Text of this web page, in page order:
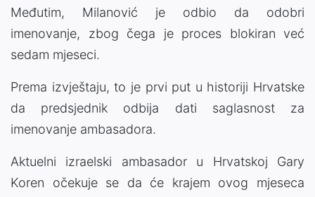
Međutim, Milanović je odbio da odobri
imenovanje, zbog čega je proces blokiran već
sedam mjeseci.
Prema izvještaju, to je prvi put u historiji Hrvatske
da predsjednik odbija dati saglasnost za
imenovanje ambasadora.
Aktuelni izraelski ambasador u Hrvatskoj Gary
Koren očekuje se da će krajem ovog mjeseca